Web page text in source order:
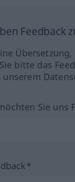
Feedback
bitte das
unserem
Sie uns